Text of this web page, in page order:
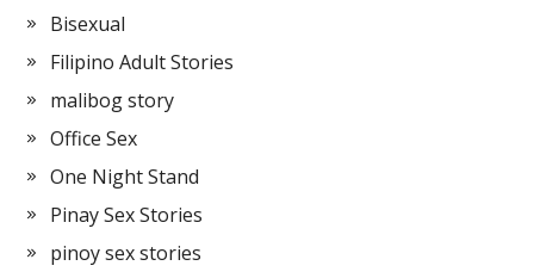
Bisexual
Filipino Adult Stories
malibog story
Office Sex
One Night Stand
Pinay Sex Stories
pinoy sex stories